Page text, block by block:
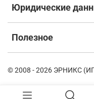
Юридические
Полезное
© 2008 - 2026 ЭРНИКС